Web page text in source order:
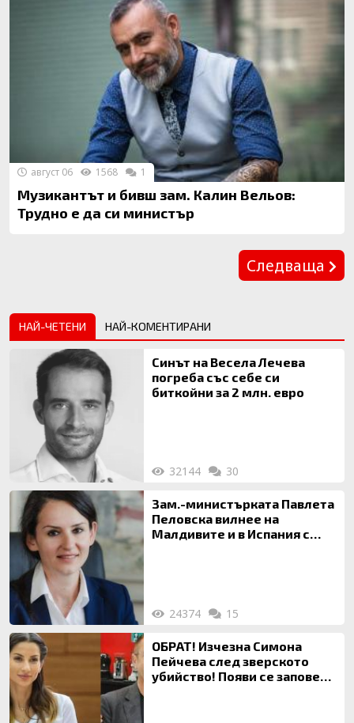
Музикантът и бивш зам. Калин Вельов:
Трудно е да си министър
август 06 1568 1
Следваща
НАЙ-ЧЕТЕНИ НАЙ-КОМЕНТИРАНИ
Синът на Весела Лечева
погреба със себе си
биткойни за 2 млн. евро
32144 30
Зам.-министърката Павлета
Пеловска вилнее на
Малдивите и в Испания с
24374 15
ОБРАТ! Изчезна Симона
Пейчева след зверското
убийство! Появи се заповед